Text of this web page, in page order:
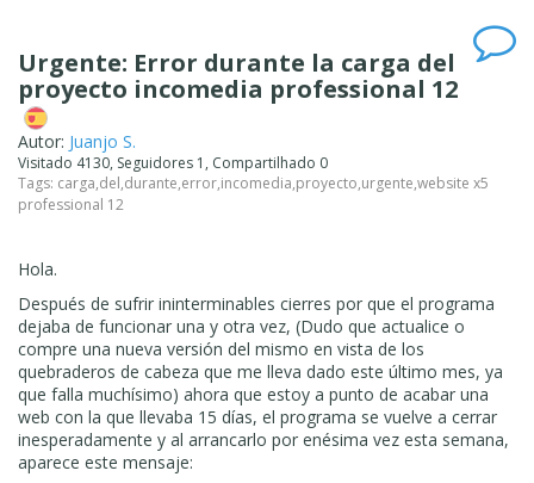
Urgente: Error durante la carga del
proyecto incomedia professional 12
Autor: Juanjo S.
Visitado 4130, Seguidores 1, Compartilhado 0
Tags: carga,del,durante,error,incomedia,proyecto,urgente,website x5
professional 12
Hola.
Después de sufrir ininterminables cierres por que el programa
dejaba de funcionar una y otra vez, (Dudo que actualice o
compre una nueva versión del mismo en vista de los
quebraderos de cabeza que me lleva dado este último mes, ya
que falla muchísimo) ahora que estoy a punto de acabar una
web con la que llevaba 15 días, el programa se vuelve a cerrar
inesperadamente y al arrancarlo por enésima vez esta semana,
aparece este mensaje: